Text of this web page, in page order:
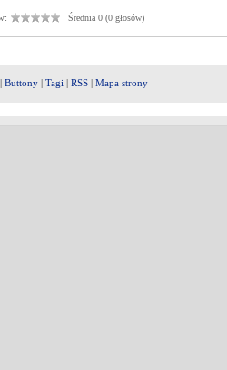
Średnia 0 (0 głosów)
| Buttony | Tagi | RSS | Mapa strony